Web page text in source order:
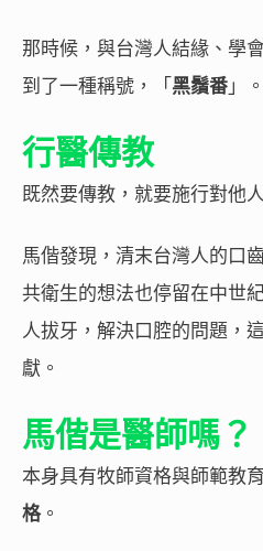
那時候，與台灣人結緣、學
到了一種稱號，「 黑鬚番 」。
行醫傳教
既然要傳教，就要施行對他
馬偕發現，清末台灣人的口
共衛生的想法也停留在中世
人拔牙，解決口腔的問題，
獻。
馬偕是醫師嗎？
本身具有牧師資格與師範教
格。